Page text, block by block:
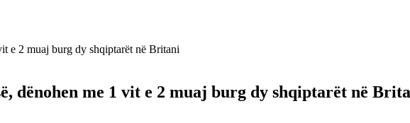
e 2 muaj burg dy shqiptarët në Britani
dënohen me 1 vit e 2 muaj burg dy shqiptarët në